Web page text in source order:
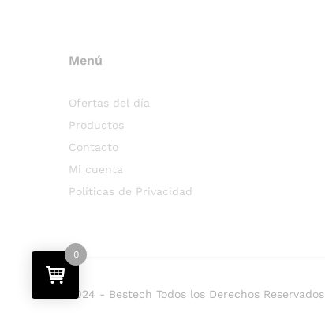
Menú
Ofertas del día
Productos
Contacto
Mi cuenta
Políticas de Privacidad
2024 - Bestech Todos los Derechos Reservados
0